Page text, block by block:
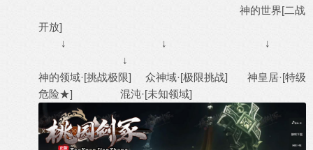
神的世界[二战
开放]
↓ ↓ ↓
↓
神的领域·[挑战极限] 众神域·[极限挑战] 神皇居·[特级
危险★] 混沌·[未知领域]